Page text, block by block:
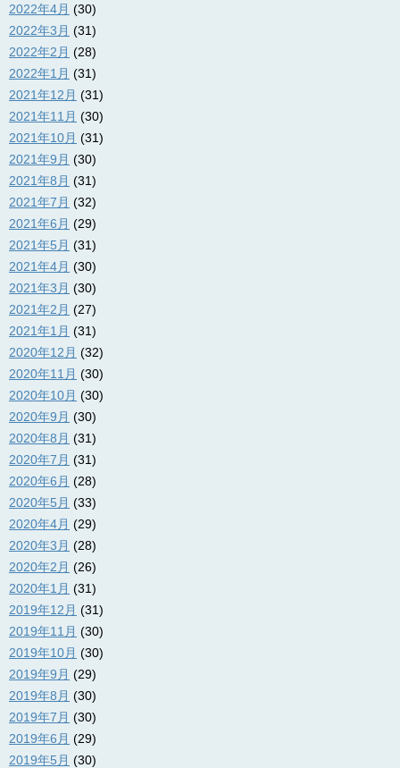
2022年4月 (30)
2022年3月 (31)
2022年2月 (28)
2022年1月 (31)
2021年12月 (31)
2021年11月 (30)
2021年10月 (31)
2021年9月 (30)
2021年8月 (31)
2021年7月 (32)
2021年6月 (29)
2021年5月 (31)
2021年4月 (30)
2021年3月 (30)
2021年2月 (27)
2021年1月 (31)
2020年12月 (32)
2020年11月 (30)
2020年10月 (30)
2020年9月 (30)
2020年8月 (31)
2020年7月 (31)
2020年6月 (28)
2020年5月 (33)
2020年4月 (29)
2020年3月 (28)
2020年2月 (26)
2020年1月 (31)
2019年12月 (31)
2019年11月 (30)
2019年10月 (30)
2019年9月 (29)
2019年8月 (30)
2019年7月 (30)
2019年6月 (29)
2019年5月 (30)